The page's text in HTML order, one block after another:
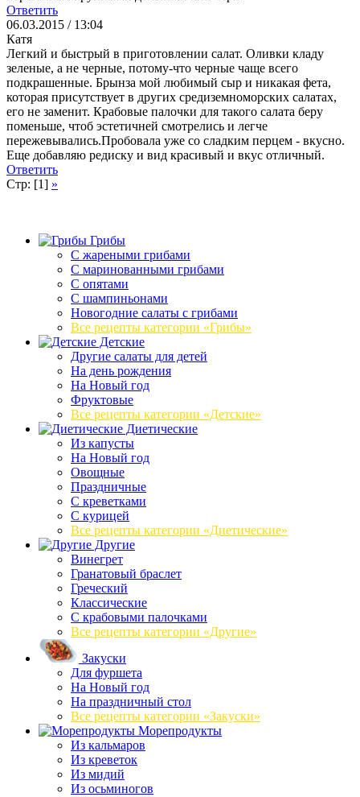
Ответить
06.03.2015 / 13:04
Катя
Легкий и быстрый в приготовлении салат. Оливки кладу
зеленые, а не черные, потому-что черные чаще всего
подкрашенные. Брынза мой любимый сыр и никакая фета,
которая присутствует в других средиземноморских салатах,
его не заменит. Крабовые палочки для такого салата беру
поменьше, чтоб эстетичней смотрелись и легче
пережевывались.Пробовала уже со сладким перцем - вкусно.
Еще добавляю редиску и вид красивый и вкус отличный.
Ответить
Стр: [1] »
Грибы
C жареными грибами
C маринованными грибами
C опятами
C шампиньонами
Новогодние салаты с грибами
Все рецепты категории «Грибы»
Детские
Другие салаты для детей
На день рождения
На Новый год
Фруктовые
Все рецепты категории «Детские»
Диетические
Из капусты
На Новый год
Овощные
Праздничные
С креветками
С курицей
Все рецепты категории «Диетические»
Другие
Винегрет
Гранатовый браслет
Греческий
Классические
С крабовыми палочками
Все рецепты категории «Другие»
Закуски
Для фуршета
На Новый год
На праздничный стол
Все рецепты категории «Закуски»
Морепродукты
Из кальмаров
Из креветок
Из мидий
Из осьминогов